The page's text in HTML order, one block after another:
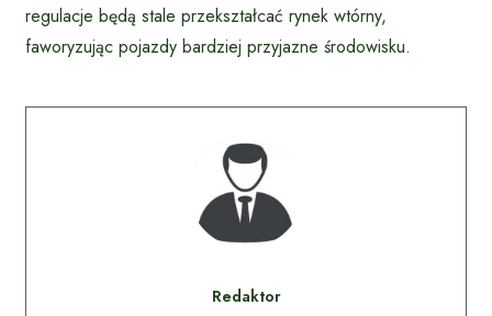
regulacje będą stale przekształcać rynek wtórny,
faworyzując pojazdy bardziej przyjazne środowisku.
Redaktor